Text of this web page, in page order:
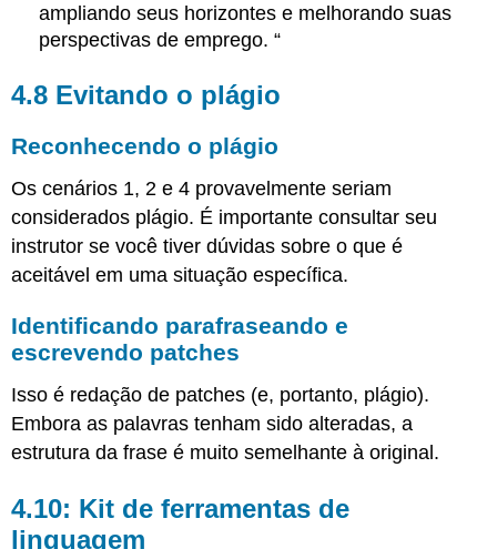
ampliando seus horizontes e melhorando suas
perspectivas de emprego. “
4.8 Evitando o plágio
Reconhecendo o plágio
Os cenários 1, 2 e 4 provavelmente seriam
considerados plágio. É importante consultar seu
instrutor se você tiver dúvidas sobre o que é
aceitável em uma situação específica.
Identificando parafraseando e
escrevendo patches
Isso é redação de patches (e, portanto, plágio).
Embora as palavras tenham sido alteradas, a
estrutura da frase é muito semelhante à original.
4.10: Kit de ferramentas de
linguagem